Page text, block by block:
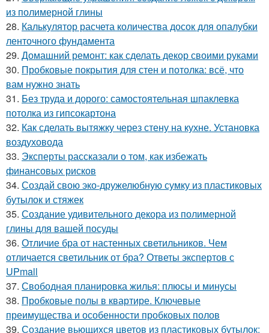
из полимерной глины
28. Калькулятор расчета количества досок для опалубки
ленточного фундамента
29. Домашний ремонт: как сделать декор своими руками
30. Пробковые покрытия для стен и потолка: всё, что
вам нужно знать
31. Без труда и дорого: самостоятельная шпаклевка
потолка из гипсокартона
32. Как сделать вытяжку через стену на кухне. Установка
воздуховода
33. Эксперты рассказали о том, как избежать
финансовых рисков
34. Создай свою эко-дружелюбную сумку из пластиковых
бутылок и стяжек
35. Создание удивительного декора из полимерной
глины для вашей посуды
36. Отличие бра от настенных светильников. Чем
отличается светильник от бра? Ответы экспертов с
UPmall
37. Свободная планировка жилья: плюсы и минусы
38. Пробковые полы в квартире. Ключевые
преимущества и особенности пробковых полов
39. Создание вьющихся цветов из пластиковых бутылок: